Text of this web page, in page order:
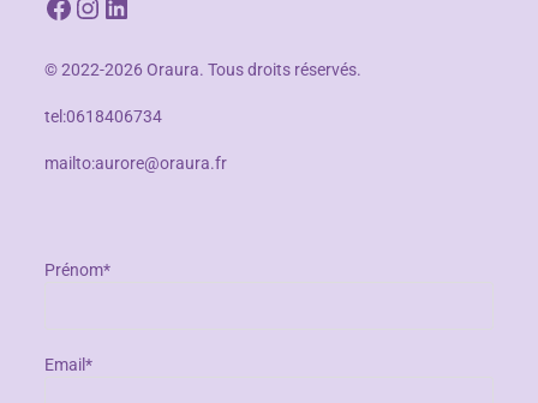
© 2022-2026 Oraura. Tous droits réservés.
tel:0618406734
mailto:aurore@oraura.fr
Prénom*
Email*